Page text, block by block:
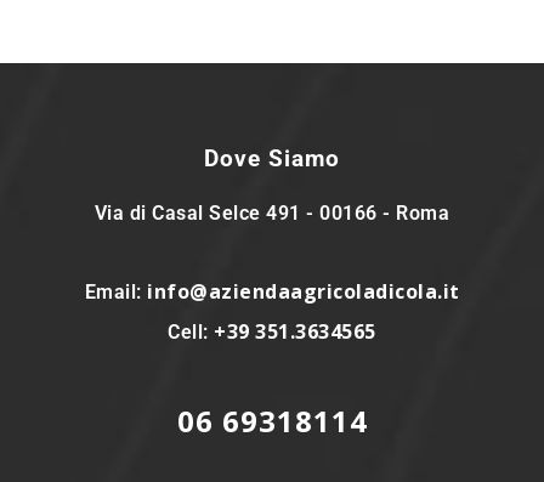
Dove Siamo
Via di Casal Selce 491 - 00166 - Roma
Email: info@aziendaagricoladicola.it
Cell: +39 351.3634565
06 69318114